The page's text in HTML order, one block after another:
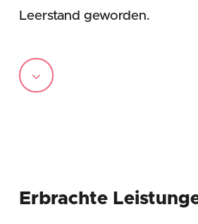
Leerstand geworden.
Navigate
Erbrachte